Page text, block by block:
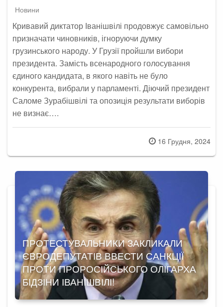
Новини
Кривавий диктатор Іванішвілі продовжує самовільно
призначати чиновників, ігноруючи думку
грузинського народу. У Грузії пройшли вибори
президента. Замість всенародного голосування
єдиного кандидата, в якого навіть не було
конкурента, вибрали у парламенті. Діючий президент
Саломе Зурабішвілі та опозиція результати виборів
не визнає….
Posted
on
16 Грудня, 2024
ПРОТЕСТУВАЛЬНИКИ ЗАКЛИКАЛИ
ЄВРОДЕПУТАТІВ ВВЕСТИ САНКЦІЇ
ПРОТИ ПРОРОСІЙСЬКОГО ОЛІГАРХА
БІДЗІНИ ІВАНІШВІЛІ!